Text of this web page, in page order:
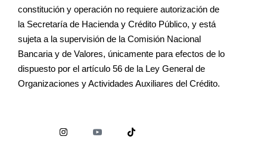
constitución y operación no requiere autorización de
la Secretaría de Hacienda y Crédito Público, y está
sujeta a la supervisión de la Comisión Nacional
Bancaria y de Valores, únicamente para efectos de lo
dispuesto por el artículo 56 de la Ley General de
Organizaciones y Actividades Auxiliares del Crédito.